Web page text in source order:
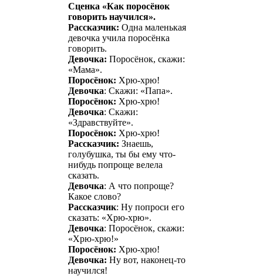
Сценка «Как поросёнок
говорить научился».
Рассказчик: Одна маленькая
девочка учила поросёнка
говорить.
Девочка: Поросёнок, скажи:
«Мама».
Поросёнок: Хрю-хрю!
Девочка: Скажи: «Папа».
Поросёнок: Хрю-хрю!
Девочка: Скажи:
«Здравствуйте».
Поросёнок: Хрю-хрю!
Рассказчик: Знаешь,
голубушка, ты бы ему что-
нибудь попроще велела
сказать.
Девочка: А что попроще?
Какое слово?
Рассказчик: Ну попроси его
сказать: «Хрю-хрю».
Девочка: Поросёнок, скажи:
«Хрю-хрю!»
Поросёнок: Хрю-хрю!
Девочка: Ну вот, наконец-то
научился!